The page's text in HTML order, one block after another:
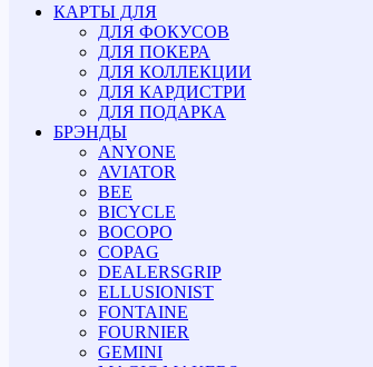
КАРТЫ ДЛЯ
ДЛЯ ФОКУСОВ
ДЛЯ ПОКЕРА
ДЛЯ КОЛЛЕКЦИИ
ДЛЯ КАРДИСТРИ
ДЛЯ ПОДАРКА
БРЭНДЫ
ANYONE
AVIATOR
BEE
BICYCLE
BOCOPO
COPAG
DEALERSGRIP
ELLUSIONIST
FONTAINE
FOURNIER
GEMINI